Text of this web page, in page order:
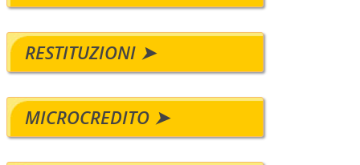
RESTITUZIONI ➤
MICROCREDITO ➤